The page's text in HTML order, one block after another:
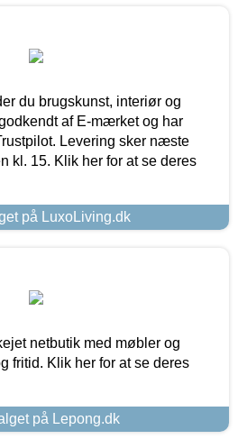
du brugskunst, interiør og
af E-mærket og har
Levering sker næste
kl. 15. Klik her for at se deres
på LuxoLiving.dk
netbutik med møbler og
fritid. Klik her for at se deres
på Lepong.dk